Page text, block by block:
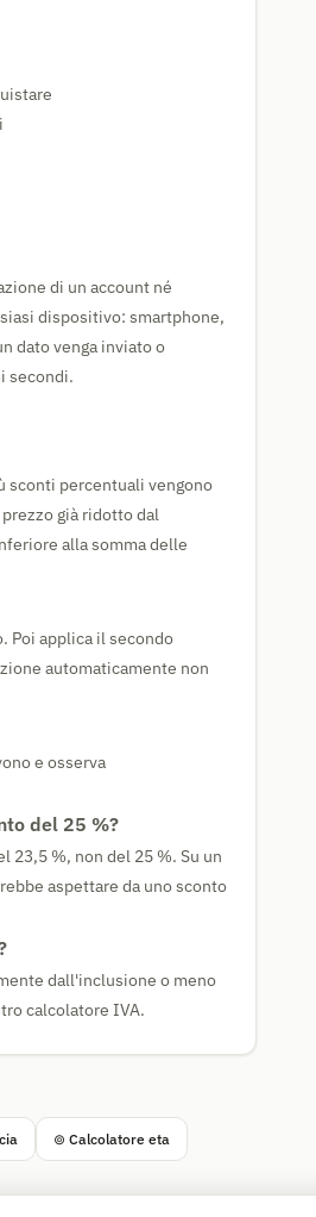
di un account né
dispositivo: smartphone,
dato venga inviato o
secondi.
sconti percentuali vengono
già ridotto dal
alla somma delle
Poi applica il secondo
automaticamente non
e osserva
del 25 %?
23,5 %, non del 25 %. Su un
aspettare da uno sconto
dall'inclusione o meno
calcolatore IVA.
⊚ Calcolatore eta